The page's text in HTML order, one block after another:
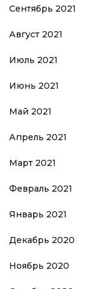
Сентябрь 2021
Август 2021
Июль 2021
Июнь 2021
Май 2021
Апрель 2021
Март 2021
Февраль 2021
Январь 2021
Декабрь 2020
Ноябрь 2020